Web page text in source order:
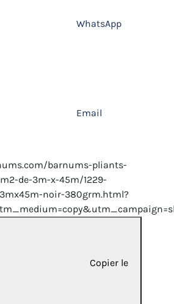
WhatsApp
Email
barnums-pliants-
de-3m-x-45m/1229-
noir-380grm.html?
Copier le